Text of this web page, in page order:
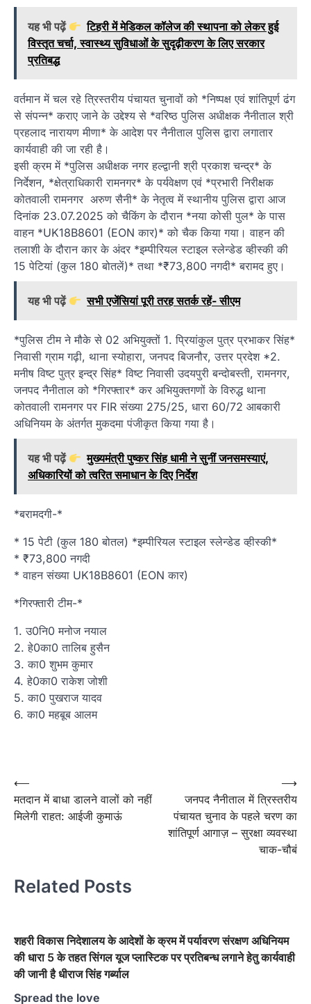
यह भी पढ़ें
टिहरी में मेडिकल कॉलेज की स्थापना को लेकर हुई
विस्तृत चर्चा, स्वास्थ्य सुविधाओं के सुदृढ़ीकरण के लिए सरकार
प्रतिबद्ध
वर्तमान में चल रहे त्रिस्तरीय पंचायत चुनावों को *निष्पक्ष एवं शांतिपूर्ण ढंग
से संपन्न* कराए जाने के उद्देश्य से *वरिष्ठ पुलिस अधीक्षक नैनीताल श्री
प्रहलाद नारायण मीणा* के आदेश पर नैनीताल पुलिस द्वारा लगातार
कार्यवाही की जा रही है।
इसी क्रम में *पुलिस अधीक्षक नगर हल्द्वानी श्री प्रकाश चन्द्र* के
निर्देशन, *क्षेत्राधिकारी रामनगर* के पर्यवेक्षण एवं *प्रभारी निरीक्षक
कोतवाली रामनगर अरुण सैनी* के नेतृत्व में स्थानीय पुलिस द्वारा आज
दिनांक 23.07.2025 को चैकिंग के दौरान *नया कोसी पुल* के पास
वाहन *UK18B8601 (EON कार)* को चैक किया गया। वाहन की
तलाशी के दौरान कार के अंदर *इम्पीरियल स्टाइल स्लेन्डेड व्हीस्की की
15 पेटियां (कुल 180 बोतलें)* तथा *₹73,800 नगदी* बरामद हुए।
यह भी पढ़ें सभी एजेंसियां पूरी तरह सतर्क रहें- सीएम
*पुलिस टीम ने मौके से 02 अभियुक्तों 1. प्रियांकुल पुत्र प्रभाकर सिंह*
निवासी ग्राम गढ़ी, थाना स्योहारा, जनपद बिजनौर, उत्तर प्रदेश *2.
मनीष विष्ट पुत्र इन्द्र सिंह* विष्ट निवासी उदयपुरी बन्दोबस्ती, रामनगर,
जनपद नैनीताल को *गिरफ्तार* कर अभियुक्तगणों के विरुद्ध थाना
कोतवाली रामनगर पर FIR संख्या 275/25, धारा 60/72 आबकारी
अधिनियम के अंतर्गत मुकदमा पंजीकृत किया गया है।
यह भी पढ़ें
मुख्यमंत्री पुष्कर सिंह धामी ने सुनीं जनसमस्याएं,
अधिकारियों को त्वरित समाधान के दिए निर्देश
*बरामदगी-*
* 15 पेटी (कुल 180 बोतल) *इम्पीरियल स्टाइल स्लेन्डेड व्हीस्की*
* ₹73,800 नगदी
* वाहन संख्या UK18B8601 (EON कार)
*गिरफ्तारी टीम-*
1. उ0नि0 मनोज नयाल
2. हे0का0 तालिब हुसैन
3. का0 शुभम कुमार
4. हे0का0 राकेश जोशी
5. का0 पुखराज यादव
6. का0 महबूब आलम
Post
navigation
⟵
मतदान में बाधा डालने वालों को नहीं
मिलेगी राहत: आईजी कुमाऊं
जनपद नैनीताल में त्रिस्तरीय
पंचायत चुनाव के पहले चरण का
शांतिपूर्ण आगाज़ – सुरक्षा व्यवस्था
चाक-चौबं
⟶
Related Posts
शहरी विकास निदेशालय के आदेशों के क्रम में पर्यावरण संरक्षण अधिनियम
की धारा 5 के तहत सिंगल यूज प्लास्टिक पर प्रतिबन्ध लगाने हेतु कार्यवाही
की जानी है धीराज सिंह गर्ब्याल
Spread the love